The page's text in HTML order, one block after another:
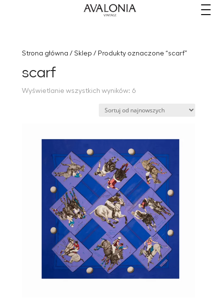
Strona główna / Sklep / Produkty oznaczone “scarf”
scarf
Wyświetlanie wszystkich wyników: 6Posortowane
najnowszych